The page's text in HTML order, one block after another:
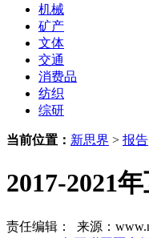
机械
矿产
文体
交通
消费品
纺织
综研
当前位置： 新思界 > 报告
2017-2021
责任编辑： 来源：